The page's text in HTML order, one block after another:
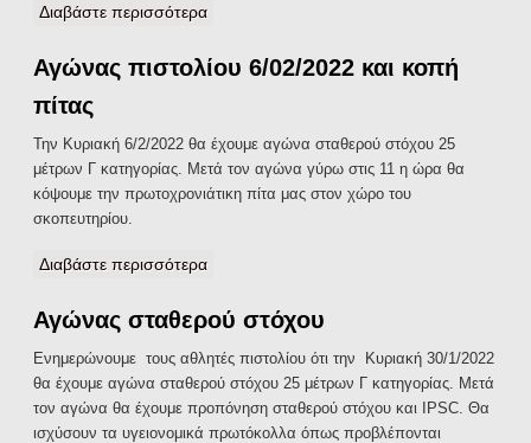
Διαβάστε περισσότεραγια Προπόνηση IPSC και αγώνας σταθερού
Αγώνας πιστολίου 6/02/2022 και κοπή
πίτας
Την Κυριακή 6/2/2022 θα έχουμε αγώνα σταθερού στόχου 25
μέτρων Γ κατηγορίας. Μετά τον αγώνα γύρω στις 11 η ώρα θα
κόψουμε την πρωτοχρονιάτικη πίτα μας στον χώρο του
σκοπευτηρίου.
Διαβάστε περισσότεραγια Αγώνας πιστολίου 6/02/2022 και κοπή
Αγώνας σταθερού στόχου
Ενημερώνουμε τους αθλητές πιστολίου ότι την Κυριακή 30/1/2022
θα έχουμε αγώνα σταθερού στόχου 25 μέτρων Γ κατηγορίας. Μετά
τον αγώνα θα έχουμε προπόνηση σταθερού στόχου και IPSC. Θα
ισχύσουν τα υγειονομικά πρωτόκολλα όπως προβλέπονται